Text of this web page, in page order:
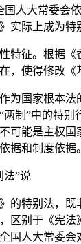
人大常委会
实际上成为特
征。根据《
，使得修改
国家根本法
制”中的特
可能是主权
据和制度依据。
”说
特别法，既
区别于《宪
国人大常委